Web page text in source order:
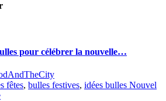
pour célébrer la nouvelle…
fêtes, bulles festives, idées bulles Nouvel